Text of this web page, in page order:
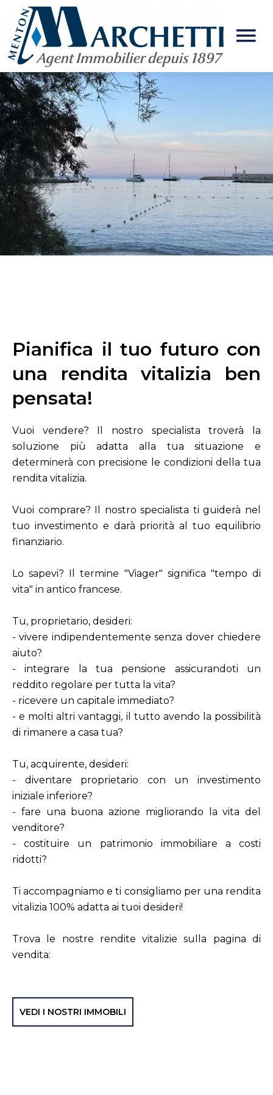
Pianifica il tuo futuro con
una rendita vitalizia ben
pensata!
Vuoi vendere? Il nostro specialista troverà la
soluzione più adatta alla tua situazione e
determinerà con precisione le condizioni della tua
rendita vitalizia.
Vuoi comprare? Il nostro specialista ti guiderà nel
tuo investimento e darà priorità al tuo equilibrio
finanziario.
Lo sapevi? Il termine "Viager" significa "tempo di
vita" in antico francese.
Tu, proprietario, desideri:
- vivere indipendentemente senza dover chiedere
aiuto?
- integrare la tua pensione assicurandoti un
reddito regolare per tutta la vita?
- ricevere un capitale immediato?
- e molti altri vantaggi, il tutto avendo la possibilità
di rimanere a casa tua?
Tu, acquirente, desideri:
- diventare proprietario con un investimento
iniziale inferiore?
- fare una buona azione migliorando la vita del
venditore?
- costituire un patrimonio immobiliare a costi
ridotti?
Ti accompagniamo e ti consigliamo per una rendita
vitalizia 100% adatta ai tuoi desideri!
Trova le nostre rendite vitalizie sulla pagina di
vendita:
VEDI I NOSTRI IMMOBILI